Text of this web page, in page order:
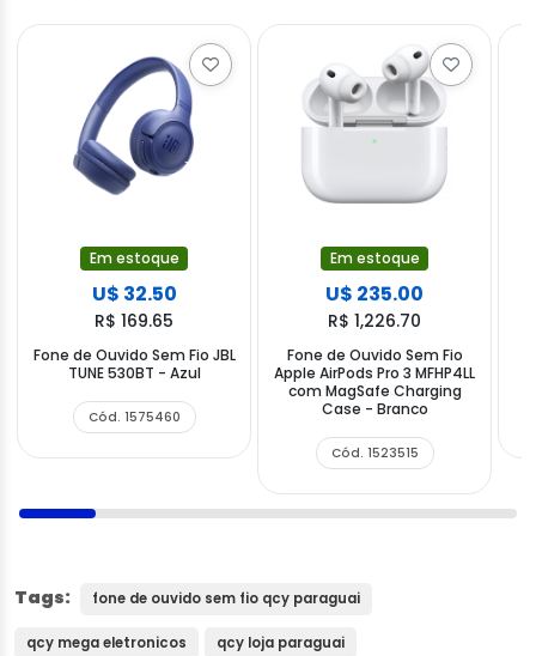
Em estoque
U$ 32.50
R$ 169.65
Fone de Ouvido Sem Fio JBL
TUNE 530BT - Azul
Cód. 1575460
Em estoque
U$ 235.00
R$ 1,226.70
Fone de Ouvido Sem Fio
Apple AirPods Pro 3 MFHP4LL
com MagSafe Charging
Case - Branco
Cód. 1523515
Tags: fone de ouvido sem fio qcy paraguai
qcy mega eletronicos qcy loja paraguai